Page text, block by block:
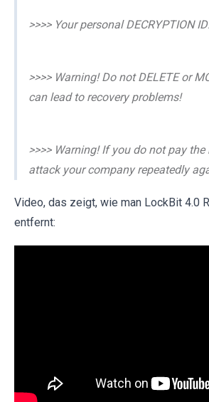
>>>> Your personal DECRYPTION
>>>> Warning! Do not DELETE or
can lead to recovery problems!
>>>> Warning! If you do not pay
attack your company repeatedly
Video, das zeigt, wie man LockBit 4.0
entfernt: